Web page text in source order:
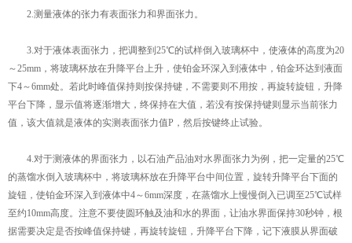
2.测量液体的张力有表面张力和界面张力。
3.对于液体表面张力，把调整到25℃的试样倒入玻璃杯中，使液体的高度为20
～25mm，将玻璃杯放在升降平台上升，使铂金环深入到液体中，铂金环达到液面
下4～6mm处。若此时峰值保持则按保持键，不需要则不用按，再旋转旋钮，升降
平台下降，显示值将逐渐增大，终保持在大值，若没有按保持键则显示当前张力
值，该大值就是液体的实测表面张力值P，然后按键终止试验。
4.对于测液体的界面张力，以石油产品油对水界面张力为例，把一定量的25℃
的蒸馏水倒入玻璃杯中，将玻璃杯放在升降平台中间位置，旋转升降平台下面的
旋钮，使铂金环深入到液体中4～6mm深度，在蒸馏水上慢慢倒入已调至25℃试样
至约10mm高度。注意不要使圆环触及油和水的界面，让油水界面保持30秒钟，根
据需要决定是否按峰值保持键，再旋转旋钮，升降平台下降，记下液膜从界面破